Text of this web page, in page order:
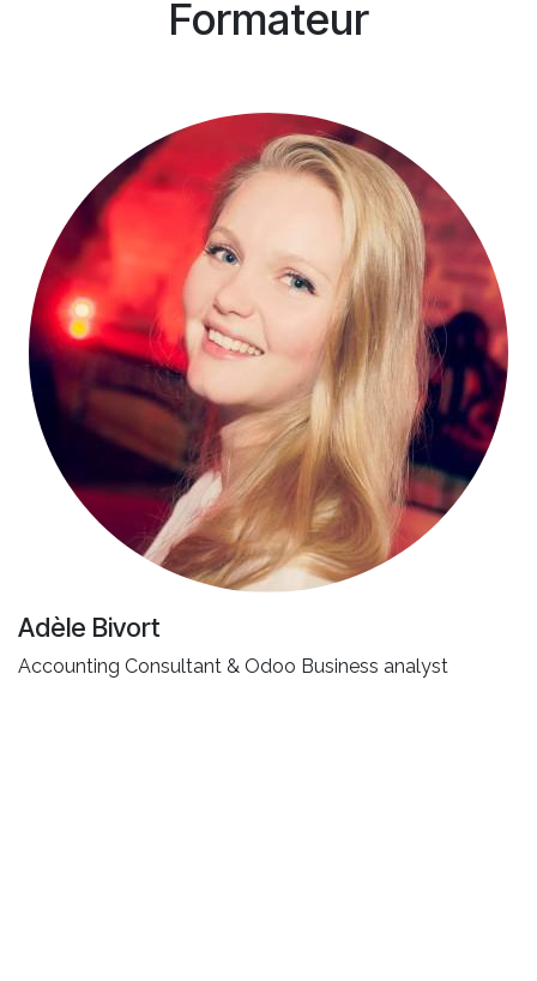
Formateur
Adèle Bivort
Accounting Consultant & Odoo Business analyst